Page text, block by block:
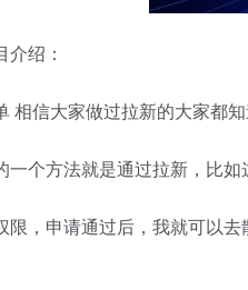
绍：
相信大家做过拉新的大家都
一个方法就是通过拉新，比
限，申请通过后，我就可以